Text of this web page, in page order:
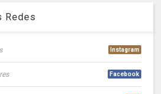
Redes
Instagram
Facebook